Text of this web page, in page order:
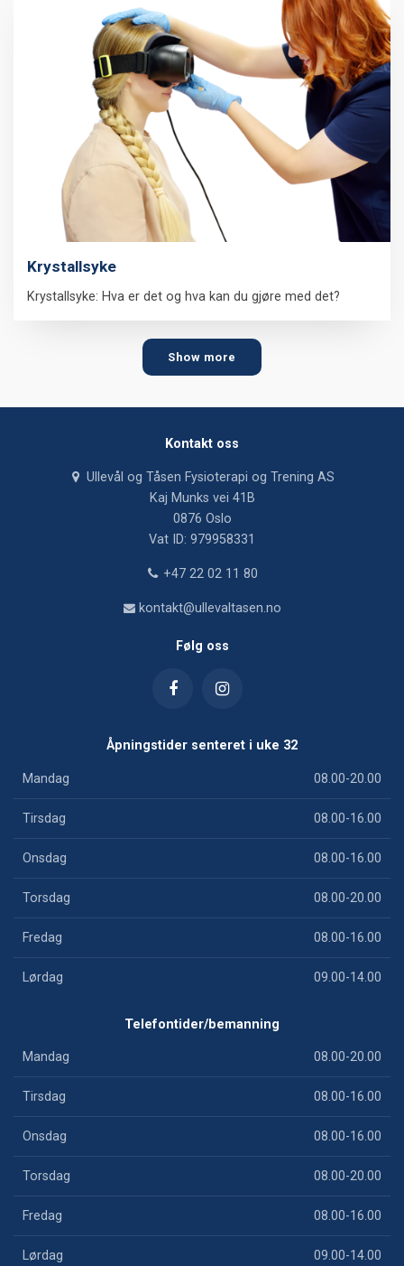
Krystallsyke
Krystallsyke: Hva er det og hva kan du gjøre med det?
Show more
Kontakt oss
Ullevål og Tåsen Fysioterapi og Trening AS
Kaj Munks vei 41B
0876 Oslo
Vat ID: 979958331
+47 22 02 11 80
kontakt@ullevaltasen.no
Følg oss
Åpningstider senteret i uke 32
08.00-20.00
Mandag
08.00-16.00
Tirsdag
08.00-16.00
Onsdag
08.00-20.00
Torsdag
08.00-16.00
Fredag
09.00-14.00
Lørdag
Telefontider/bemanning
08.00-20.00
Mandag
08.00-16.00
Tirsdag
08.00-16.00
Onsdag
08.00-20.00
Torsdag
08.00-16.00
Fredag
09.00-14.00
Lørdag